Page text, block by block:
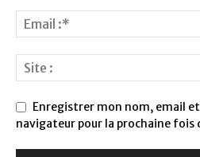
Enregistrer mon nom, email
navigateur pour la prochaine fois